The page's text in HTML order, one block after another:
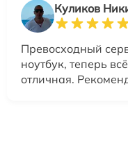
Куликов
Превосходный
ноутбук, теперь
отличная.